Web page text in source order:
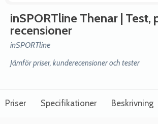
inSPORTline Thenar | Test,
recensioner
inSPORTline
Jämför priser, kunderecensioner och tester
Priser Specifikationer Beskrivning